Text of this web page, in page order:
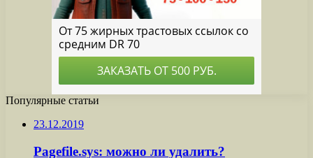
Популярные статьи
23.12.2019
Pagefile.sys: можно ли удалить?